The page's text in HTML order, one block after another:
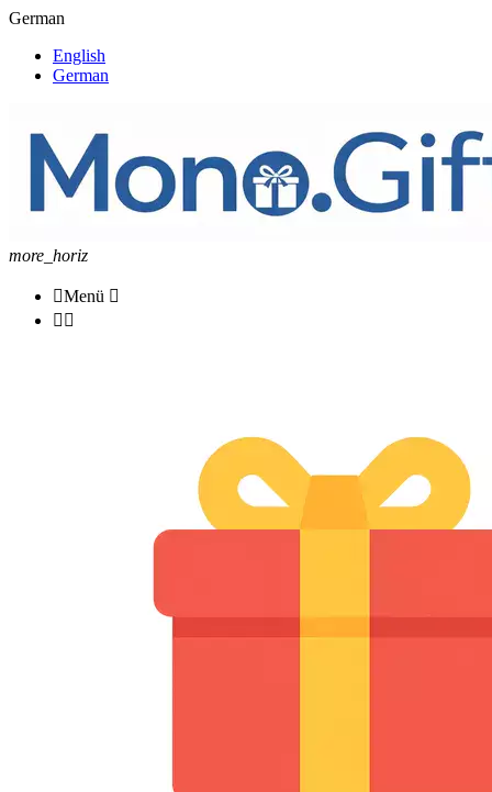
German
English
German
more_horiz
Menü 
 